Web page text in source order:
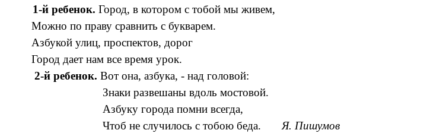
1-й ребенок. Город, в котором с тобой мы живем,
Можно по праву сравнить с букварем.
Азбукой улиц, проспектов, дорог
Город дает нам все время урок.
2-й ребенок. Вот она, азбука, - над головой:
Знаки развешаны вдоль мостовой.
Азбуку города помни всегда,
Чтоб не случилось с тобою беда.Я. Пишумов